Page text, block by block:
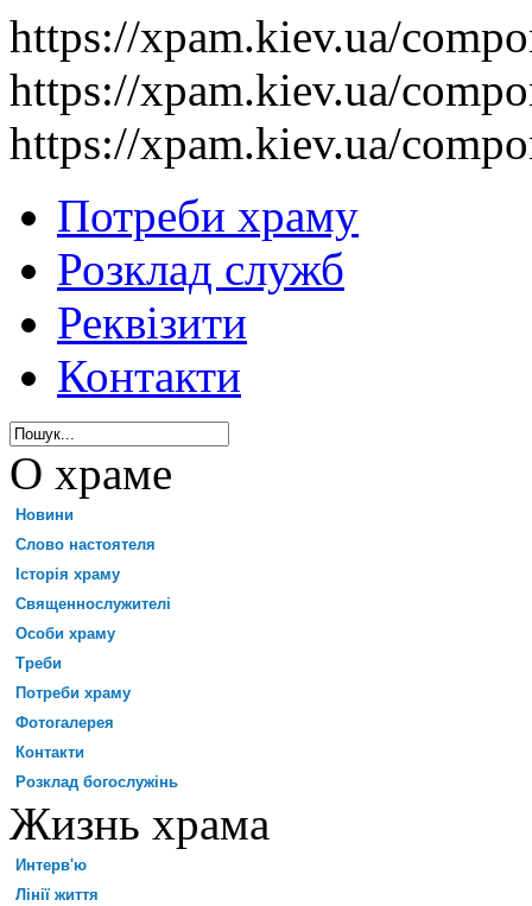
https://xpam.kiev.ua/
https://xpam.kiev.ua/
https://xpam.kiev.ua/
Потреби храму
Розклад служб
Реквізити
Контакти
О храме
Новини
Слово настоятеля
Історія храму
Священнослужителі
Особи храму
Треби
Потреби храму
Фотогалерея
Контакти
Розклад богослужінь
Жизнь храма
Интерв'ю
Лінії життя